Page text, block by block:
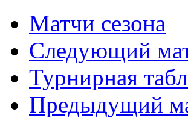
Матчи сезона
Следующий
Турнирная
Предыдущий